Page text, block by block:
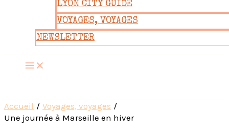
LYON CITY GUIDE
VOYAGES, VOYAGES
NEWSLETTER
Accueil
Voyages, voyages
Une journée à Marseille en hiver